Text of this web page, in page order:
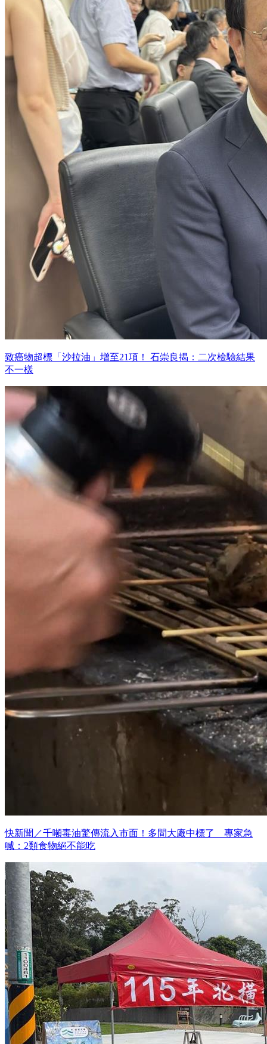
致癌物超標「沙拉油」增至21項！ 石崇良揭：二次檢驗結果
不一樣
快新聞／千噸毒油驚傳流入市面！多間大廠中標了 專家急
喊：2類食物絕不能吃